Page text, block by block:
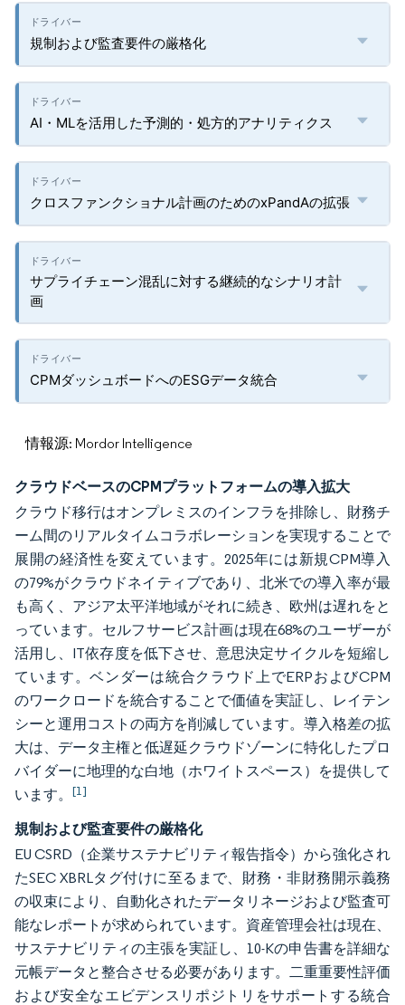
規制および監査要件の厳格化
AI・MLを活用した予測的・処方的アナリティクス
クロスファンクショナル計画のためのxPandAの拡張
サプライチェーン混乱に対する継続的なシナリオ計
画
CPMダッシュボードへのESGデータ統合
情報源: Mordor Intelligence
クラウドベースのCPMプラットフォームの導入拡大
クラウド移行はオンプレミスのインフラを排除し、財務チ
ーム間のリアルタイムコラボレーションを実現することで
展開の経済性を変えています。2025年には新規CPM導入
の79%がクラウドネイティブであり、北米での導入率が最
も高く、アジア太平洋地域がそれに続き、欧州は遅れをと
っています。セルフサービス計画は現在68%のユーザーが
活用し、IT依存度を低下させ、意思決定サイクルを短縮し
ています。ベンダーは統合クラウド上でERPおよびCPM
のワークロードを統合することで価値を実証し、レイテン
シーと運用コストの両方を削減しています。導入格差の拡
大は、データ主権と低遅延クラウドゾーンに特化したプロ
バイダーに地理的な白地（ホワイトスペース）を提供して
います。 [1]
規制および監査要件の厳格化
EU CSRD（企業サステナビリティ報告指令）から強化され
たSEC XBRLタグ付けに至るまで、財務・非財務開示義務
の収束により、自動化されたデータリネージおよび監査可
能なレポートが求められています。資産管理会社は現在、
サステナビリティの主張を実証し、10-Kの申告書を詳細な
元帳データと整合させる必要があります。二重重要性評価
および安全なエビデンスリポジトリをサポートする統合